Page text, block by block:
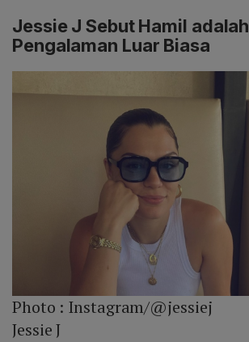
Jessie J Sebut Hamil adalah
Pengalaman Luar Biasa
Photo : Instagram/@jessiej
Jessie J